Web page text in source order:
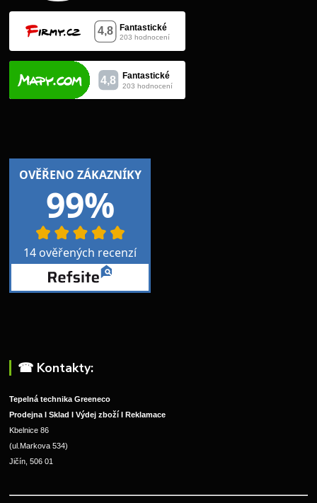
☎︎ Kontakty:
Tepelná technika Greeneco
Prodejna I Sklad I Výdej zboží I Reklamace
Kbelnice 86
(ul.Markova 534)
Jičín, 506 01